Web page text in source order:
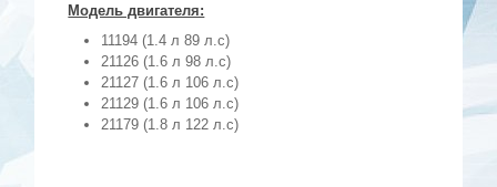
Модель двигателя:
11194 (1.4 л 89 л.с)
21126 (1.6 л 98 л.с)
21127 (1.6 л 106 л.с)
21129 (1.6 л 106 л.с)
21179 (1.8 л 122 л.с)